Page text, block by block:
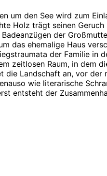
um den See wird zum
Holz trägt seinen
der
das ehemalige Haus
der Familie in
zeitlosen Raum, in dem
die Landschaft an, vor
wie literarische
entsteht der